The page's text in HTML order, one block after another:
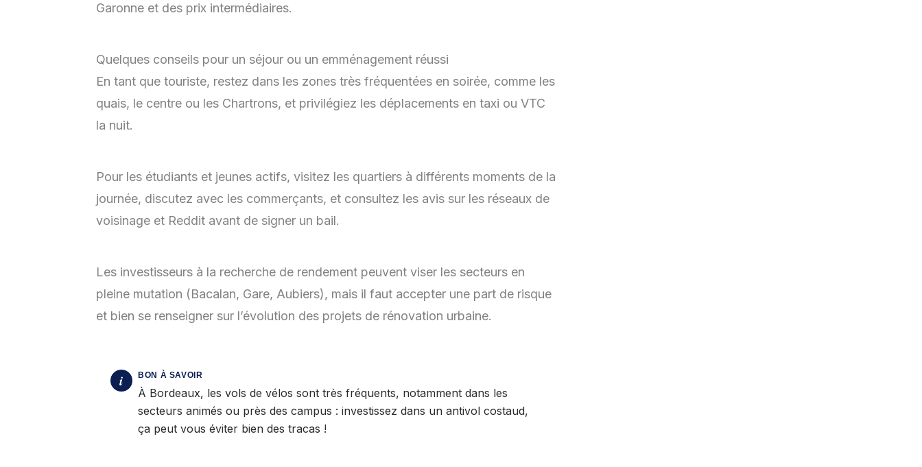
Garonne et des prix intermédiaires.
Quelques conseils pour un séjour ou un emménagement réussi
En tant que touriste, restez dans les zones très fréquentées en soirée, comme les
quais, le centre ou les Chartrons, et privilégiez les déplacements en taxi ou VTC
la nuit.
Pour les étudiants et jeunes actifs, visitez les quartiers à différents moments de la
journée, discutez avec les commerçants, et consultez les avis sur les réseaux de
voisinage et Reddit avant de signer un bail.
Les investisseurs à la recherche de rendement peuvent viser les secteurs en
pleine mutation (Bacalan, Gare, Aubiers), mais il faut accepter une part de risque
et bien se renseigner sur l’évolution des projets de rénovation urbaine.
À Bordeaux, les vols de vélos sont très fréquents, notamment dans les
secteurs animés ou près des campus : investissez dans un antivol costaud,
ça peut vous éviter bien des tracas !